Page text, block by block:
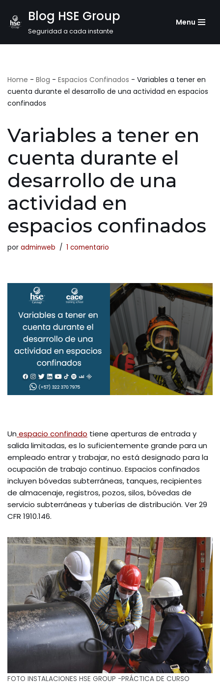
Saltar
Blog HSE Group
Seguridad a cada instante
Menu
Home - Blog - Espacios Confinados - Variables a tener en
cuenta durante el desarrollo de una actividad en espacios
confinados
Variables a tener en
cuenta durante el
desarrollo de una
actividad en
espacios confinados
por adminweb 1 comentario
Un espacio confinado tiene aperturas de entrada y
salida limitadas, es lo suficientemente grande para un
empleado entrar y trabajar, no está designado para la
ocupación de trabajo continuo. Espacios confinados
incluyen bóvedas subterráneas, tanques, recipientes
de almacenaje, registros, pozos, silos, bóvedas de
servicio subterráneas y tuberías de distribución. Ver 29
CFR 1910.146.
FOTO INSTALACIONES HSE GROUP -PRÁCTICA DE CURSO